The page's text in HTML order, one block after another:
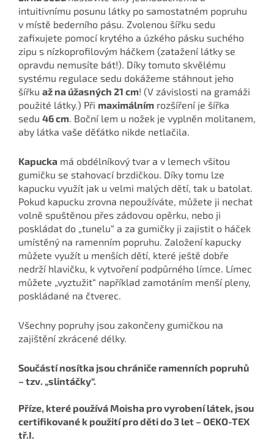
intuitivnímu posunu látky po samostatném popruhu
v místě bederního pásu. Zvolenou šířku sedu
zafixujete pomocí krytého a úzkého pásku suchého
zipu s nízkoprofilovým háčkem (zatažení látky se
opravdu nemusíte bát!). Díky tomuto skvělému
systému regulace sedu dokážeme stáhnout jeho
šířku až na úžasných 21 cm! (V závislosti na gramáži
použité látky.) Při maximálním rozšíření je šířka
sedu 46 cm. Boční lem u nožek je vyplněn molitanem,
aby látka vaše děťátko nikde netlačila.
Kapucka má obdélníkový tvar a v lemech všitou
gumičku se stahovací brzdičkou. Díky tomu lze
kapucku využít jak u velmi malých dětí, tak u batolat.
Pokud kapucku zrovna nepoužíváte, můžete ji nechat
volně spuštěnou přes zádovou opěrku, nebo ji
poskládat do „tunelu“ a za gumičky ji zajistit o háček
umístěný na ramenním popruhu. Založení kapucky
můžete využít u menších dětí, které ještě dobře
nedrží hlavičku, k vytvoření podpůrného límce. Límec
můžete „vyztužit“ například zamotáním menší pleny,
poskládané na čtverec.
Všechny popruhy jsou zakončeny gumičkou na
zajištění zkrácené délky.
Součástí nosítka jsou chrániče ramenních popruhů
– tzv. „slintáčky“.
Příze, které používá Moisha pro vyrobení látek, jsou
certifikované k použití pro děti do 3 let – OEKO-TEX
tř.I.